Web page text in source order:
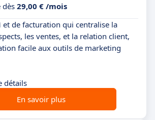
dès29,00 € /mois
et de facturation qui centralise la
les ventes, et la relation client,
facile aux outils de marketing
détails
En savoir plus